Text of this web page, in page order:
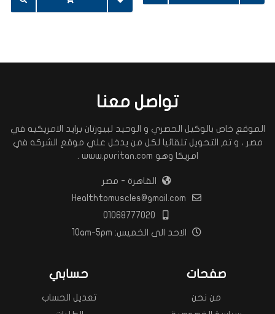
تواصل معنا
الموقع خاص بالوكيل الحصري و الوحيد لبيورتان برايد الامريكيه في
مصر ، و تم التحويل تلقائيا لكل من يدخل علي موقع الشركه في
امريكا وهو www.puritan.com .
القاهرة - مصر
الاحد الى الخميس: 10am-5pm
صفحات
من نحن
حسابي
تعديل الحساب